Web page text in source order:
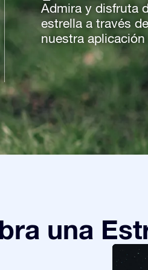
Admira y disfruta
estrella a través de
nuestra aplicación
una